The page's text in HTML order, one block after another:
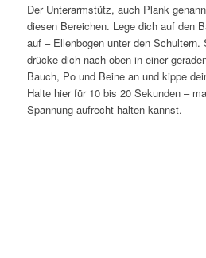
Der Unterarmstütz, auch Plank
diesen Bereichen. Lege dich auf den
auf – Ellenbogen unter den
drücke dich nach oben in einer
Bauch, Po und Beine an und kippe
Halte hier für 10 bis 20 Sekunden –
Spannung aufrecht halten kannst.